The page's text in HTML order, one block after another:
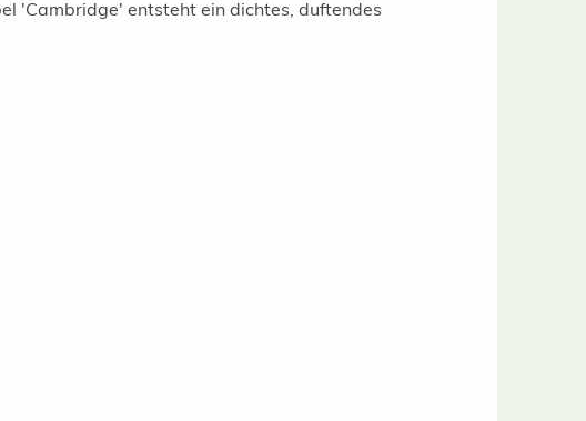
'Cambridge' entsteht ein dichtes, duftendes